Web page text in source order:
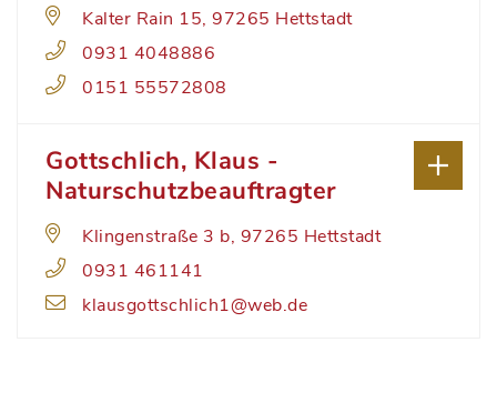
Kalter Rain 15, 97265 Hettstadt
0931 4048886
0151 55572808
Gottschlich, Klaus -
Naturschutzbeauftragter
Klingenstraße 3 b, 97265 Hettstadt
0931 461141
klausgottschlich1@web.de